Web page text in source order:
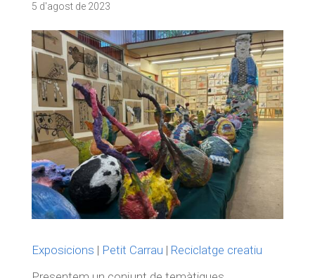
5 d'agost de 2023
Exposicions | Petit Carrau | Reciclatge creatiu